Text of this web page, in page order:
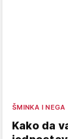
ŠMINKA I NEGA
Kako da